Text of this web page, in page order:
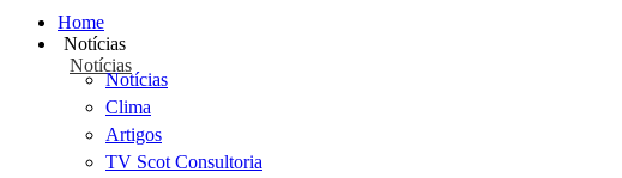
Home
Notícias
Notícias
Notícias
Clima
Artigos
TV Scot Consultoria